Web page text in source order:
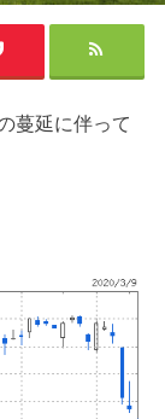
蔓延に伴って